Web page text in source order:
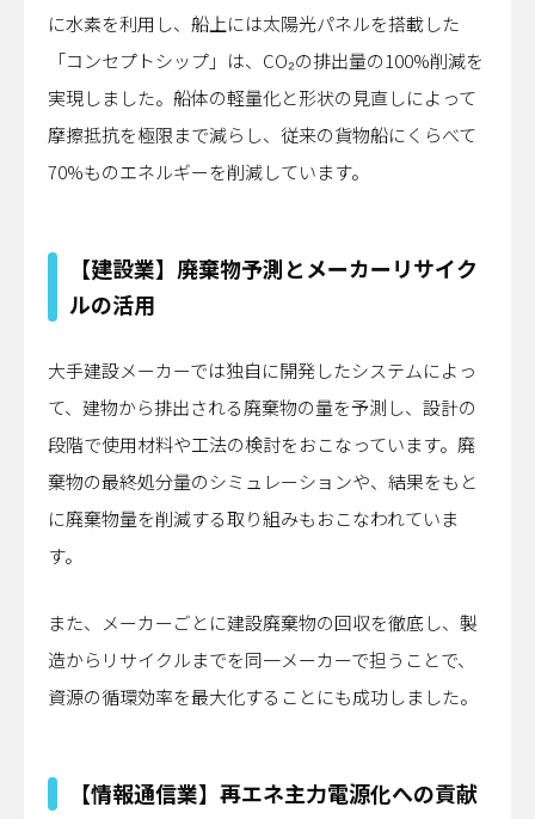
に水素を利用し、船上には太陽光パネルを搭載した
「コンセプトシップ」は、CO₂の排出量の100%削減を
実現しました。船体の軽量化と形状の見直しによって
摩擦抵抗を極限まで減らし、従来の貨物船にくらべて
70%ものエネルギーを削減しています。
【建設業】廃棄物予測とメーカーリサイク
ルの活用
大手建設メーカーでは独自に開発したシステムによっ
て、建物から排出される廃棄物の量を予測し、設計の
段階で使用材料や工法の検討をおこなっています。廃
棄物の最終処分量のシミュレーションや、結果をもと
に廃棄物量を削減する取り組みもおこなわれていま
す。
また、メーカーごとに建設廃棄物の回収を徹底し、製
造からリサイクルまでを同一メーカーで担うことで、
資源の循環効率を最大化することにも成功しました。
【情報通信業】再エネ主力電源化への貢献